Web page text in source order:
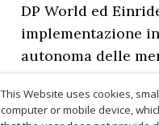
DP World ed
implementazione
autonoma delle
L’azienda di
per la catena di
This Website uses cookies,
computer or mobile device,